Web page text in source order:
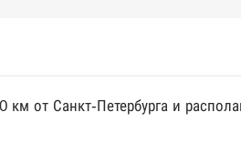
от Санкт-Петербурга и